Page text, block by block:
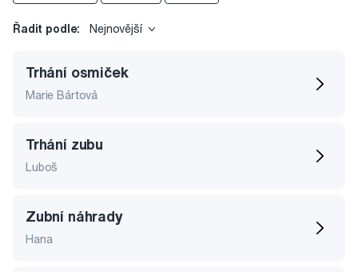
Řadit podle: Nejnovější
Trhání osmiček
Marie Bártová
Trhání zubu
Luboš
Zubní náhrady
Hana